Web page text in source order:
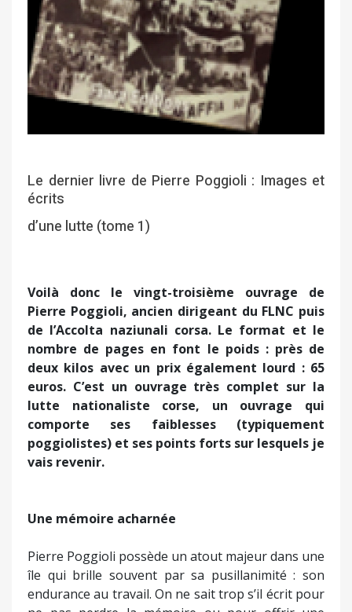
Le dernier livre de Pierre Poggioli : Images et
écrits
d’une lutte (tome 1)
Voilà donc le vingt-troisième ouvrage de
Pierre Poggioli, ancien dirigeant du FLNC puis
de l’Accolta naziunali corsa. Le format et le
nombre de pages en font le poids : près de
deux kilos avec un prix également lourd : 65
euros. C’est un ouvrage très complet sur la
lutte nationaliste corse, un ouvrage qui
comporte ses faiblesses (typiquement
poggiolistes) et ses points forts sur lesquels je
vais revenir.
Une mémoire acharnée
Pierre Poggioli possède un atout majeur dans une
île qui brille souvent par sa pusillanimité : son
endurance au travail. On ne sait trop s’il écrit pour